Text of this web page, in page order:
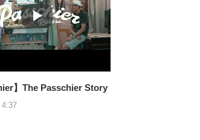
】The Passchier Story
4:37